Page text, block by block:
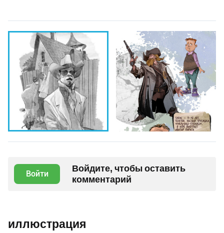
Войти
Войдите, чтобы оставить
комментарий
иллюстрация